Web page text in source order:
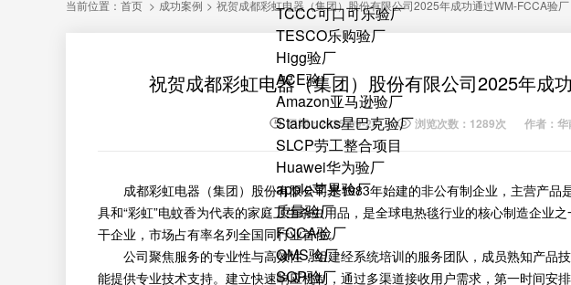
TCCC可口可乐验厂
TESCO乐购验厂
Higg验厂
ACE验厂
Amazon亚马逊验厂
Starbucks星巴克验厂
SLCP劳工整合项目
Huawei华为验厂
apple苹果验厂
质量验厂
FCCA验厂
QMS验厂
SQP验厂
当前位置： 首页 > 成功案例 > 祝贺成都彩虹电器（集团）股份有限公司2025年成功通过WM-FCCA验厂
祝贺成都彩虹电器（集团）股份有限公司2025年成
日期：2025-09-23 浏览次数：1289次 作者：
成都彩虹电器（集团）股份有限公司是1983年始建的非公有制企业，主营产品
具和“彩虹”电蚊香为代表的家庭卫生杀虫用品，是全球电热毯行业的核心制造企业
干企业，市场占有率名列全国同行业首位。
公司聚焦服务的专业性与高效性，组建经系统培训的服务团队，成员熟知产品技
能提供专业技术支持。建立快速响应机制，通过多渠道接收用户需求，第一时间安